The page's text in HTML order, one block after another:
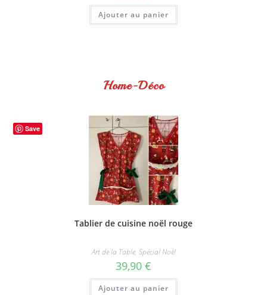
Ajouter au panier
Home-Déco
Save
Tablier de cuisine noël rouge
Art de la Table, Spécial Noël
39,90 €
Ajouter au panier